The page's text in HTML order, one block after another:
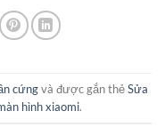
cứngvà được gắn thẻSửa
hình xiaomi.